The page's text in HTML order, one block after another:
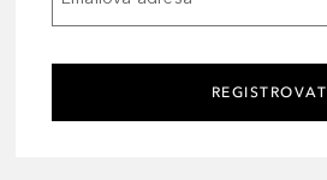
REGISTROVAT